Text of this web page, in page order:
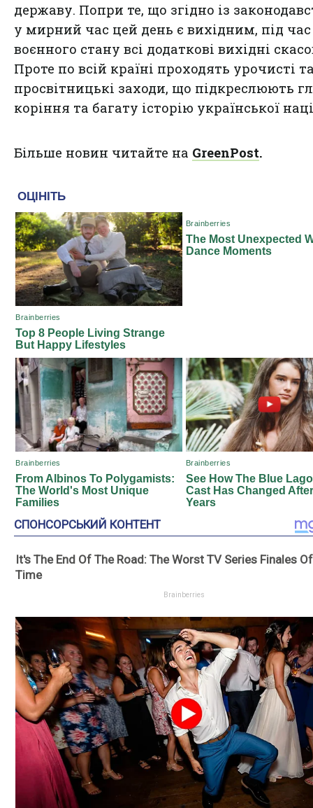
державу. Попри те, що згідно із
у мирний час цей день є вихідним, під час
воєнного стану всі додаткові вихідні
Проте по всій країні проходять урочисті
просвітницькі заходи, що підкреслюють
коріння та багату історію української
Більше новин читайте на GreenPost.